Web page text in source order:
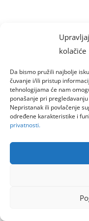
kolačiće
Da bismo pružili najbolje
čuvanje i/ili pristup
tehnologijama će nam
ponašanje pri
Nepristanak ili povlačenje
određene karakteristike i
privatnosti.